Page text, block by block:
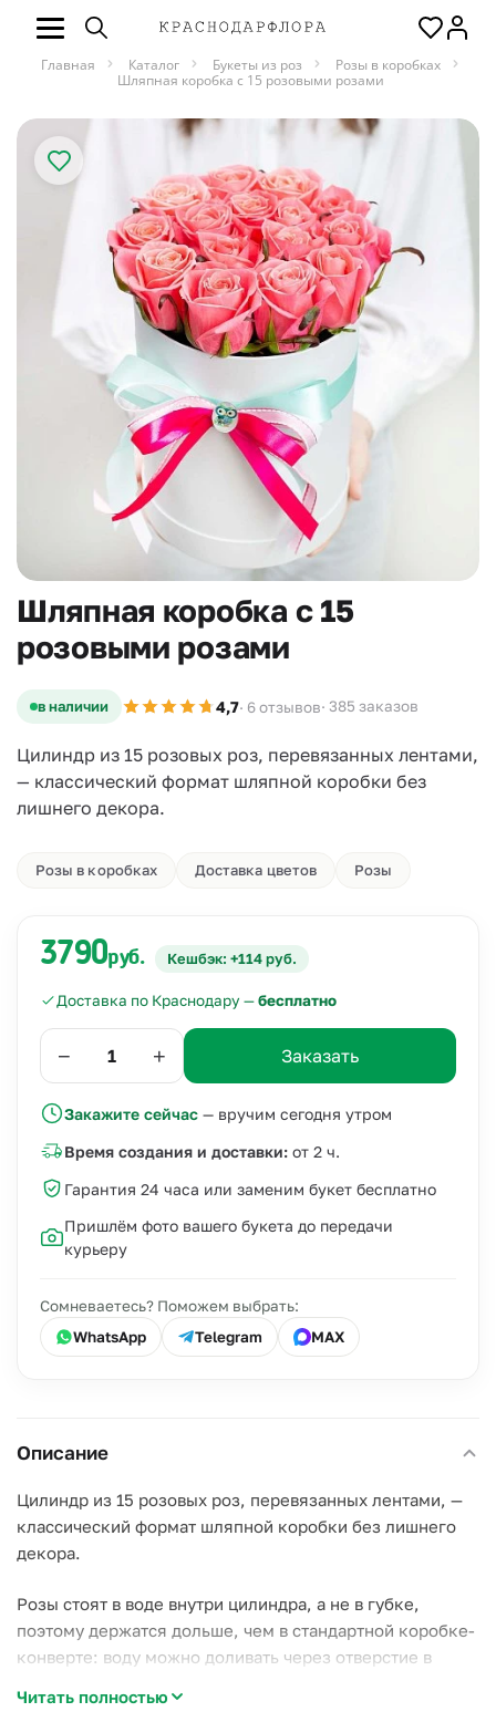
Главная Каталог Букеты из роз
Розы в коробках
Шляпная коробка с 15 розовыми розами
Шляпная коробка с 15
розовыми розами
в наличии 4,7· 6 отзывов· 385 заказов
Цилиндр из 15 розовых роз, перевязанных лентами,
— классический формат шляпной коробки без
лишнего декора.
Розы в коробках Доставка цветов Розы
3790руб. Кешбэк: +114 руб.
Доставка по Краснодару —бесплатно
− + Заказать
Закажите сейчас — вручим сегодня утром
Время создания и доставки: от 2 ч.
Гарантия 24 часа или заменим букет бесплатно
Пришлём фото вашего букета до передачи
курьеру
Сомневаетесь? Поможем выбрать:
WhatsApp
Telegram MAX
Описание
Цилиндр из 15 розовых роз, перевязанных лентами, —
классический формат шляпной коробки без лишнего
декора.
Розы стоят в воде внутри цилиндра, а не в губке,
поэтому держатся дольше, чем в стандартной коробке-
конверте: воду можно доливать через отверстие в
Читать полностью